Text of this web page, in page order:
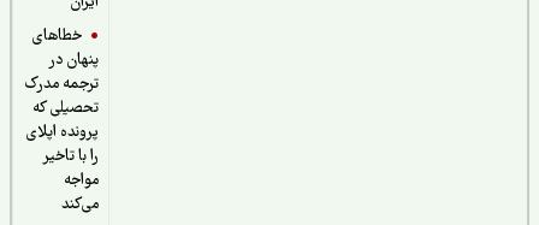
خطاهای
پنهان در
ترجمه مدرک
تحصیلی که
پرونده اپلای
را با تاخیر